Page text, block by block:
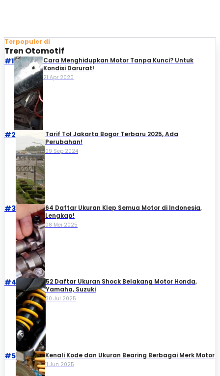
Terpopuler di
Tren Otomotif
#1
Cara Menghidupkan Motor Tanpa Kunci? Untuk
Kondisi Darurat!
21 Apr 2020
#2
Tarif Tol Jakarta Bogor Terbaru 2025, Ada
Perubahan!
09 Sep 2024
#3
64 Daftar Ukuran Klep Semua Motor di Indonesia,
Lengkap!
08 Mei 2025
#4
52 Daftar Ukuran Shock Belakang Motor Honda,
Yamaha, Suzuki​
30 Jul 2025
#5 Kenali Kode dan Ukuran Bearing Berbagai Merk Motor
11 Jun 2025